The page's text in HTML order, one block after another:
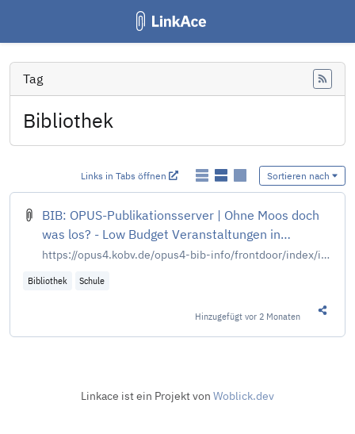
Tag
Bibliothek
Links in Tabs öffnen Sortieren nach
BIB: OPUS-Publikationsserver | Ohne Moos doch
was los? - Low Budget Veranstaltungen in
Bibliotheken
https://opus4.kobv.de/opus4-bib-info/frontdoor/index/index/start/0/rows/20/sortfield/score/sortorder/desc/searchtype/simple/query/Ohne+Moos/docId/20163
Bibliothek Schule
Hinzugefügtvor 2 Monaten
Linkace ist ein Projekt von Woblick.dev